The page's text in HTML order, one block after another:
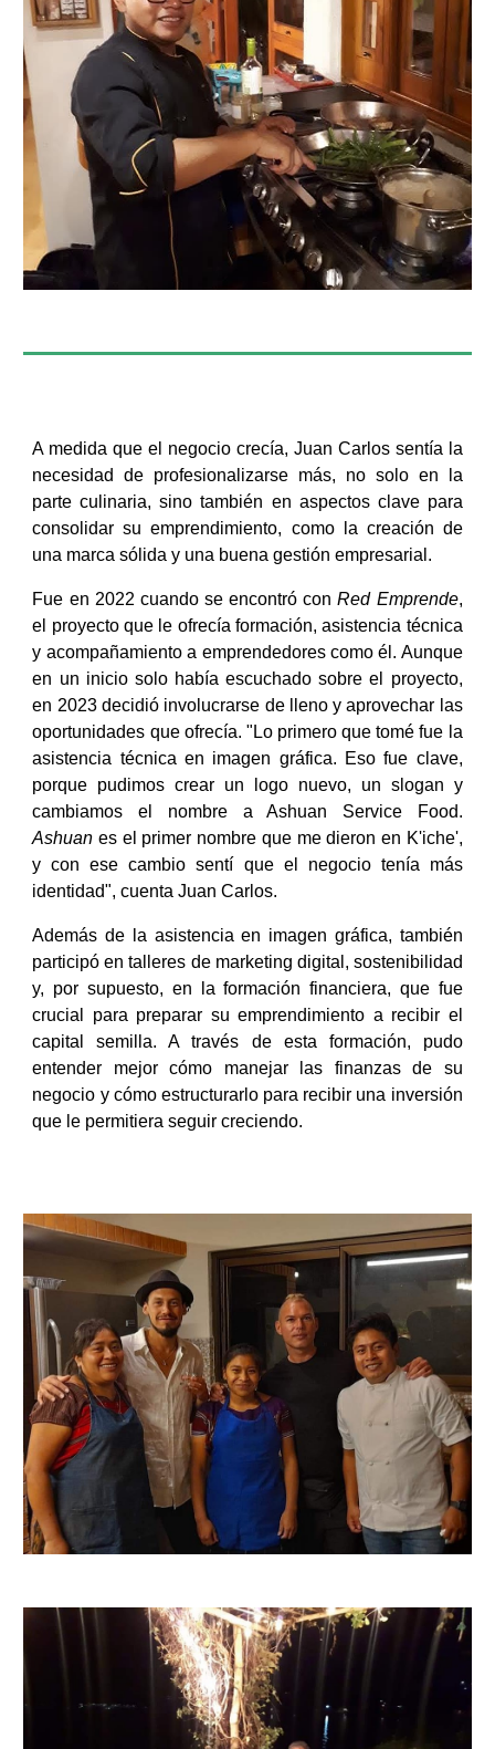
A medida que el negocio crecía, Juan Carlos sentía la
necesidad de profesionalizarse más, no solo en la
parte culinaria, sino también en aspectos clave para
consolidar su emprendimiento, como la creación de
una marca sólida y una buena gestión empresarial.
Fue en 2022 cuando se encontró conRed Emprende,
el proyecto que le ofrecía formación, asistencia técnica
y acompañamiento a emprendedores como él. Aunque
en un inicio solo había escuchado sobre el proyecto,
en 2023 decidió involucrarse de lleno y aprovechar las
oportunidades que ofrecía. "Lo primero que tomé fue la
asistencia técnica en imagen gráfica. Eso fue clave,
porque pudimos crear un logo nuevo, un slogan y
cambiamos el nombre a Ashuan Service Food.
Ashuan es el primer nombre que me dieron en K'iche',
y con ese cambio sentí que el negocio tenía más
identidad", cuenta Juan Carlos.
Además de la asistencia en imagen gráfica, también
participó en talleres de marketing digital, sostenibilidad
y, por supuesto, en la formación financiera, que fue
crucial para preparar su emprendimiento a recibir el
capital semilla. A través de esta formación, pudo
entender mejor cómo manejar las finanzas de su
negocio y cómo estructurarlo para recibir una inversión
que le permitiera seguir creciendo.